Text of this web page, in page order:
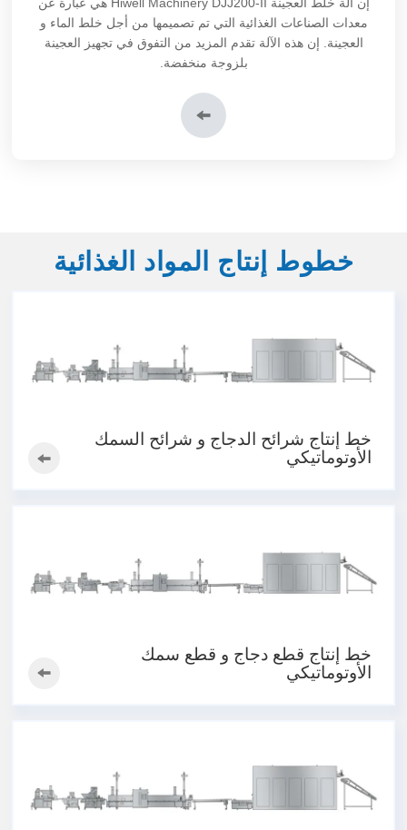
معدات الصناعات الغذائية التي تم تصميمها من أجل خلط الماء و
العجينة. إن هذه الآلة تقدم المزيد من التفوق في تجهيز العجينة
بلزوجة منخفضة.
خطوط إنتاج المواد الغذائية
خط إنتاج شرائح الدجاج و شرائح السمك
الأوتوماتيكي
خط إنتاج قطع دجاج و قطع سمك
الأوتوماتيكي